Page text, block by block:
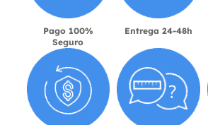
Pago 100%
Seguro
Entrega 24-48h